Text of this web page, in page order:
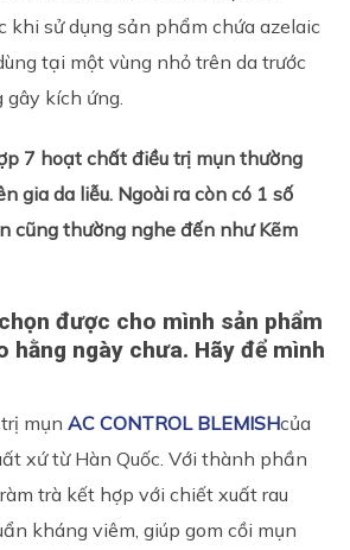
khi sử dụng sản phẩm chứa azelaic
tại một vùng nhỏ trên da trước
kích ứng.
7 hoạt chất điều trị mụn thường
gia da liễu. Ngoài ra còn có 1 số
cũng thường nghe đến như Kẽm
được cho mình sản phẩm
hằng ngày chưa. Hãy để mình
mụn AC CONTROL BLEMISHcủa
xứ từ Hàn Quốc. Với thành phần
trà kết hợp với chiết xuất rau
kháng viêm, giúp gom cồi mụn